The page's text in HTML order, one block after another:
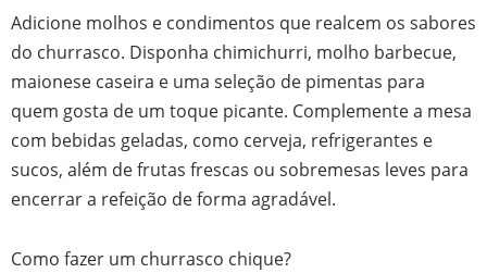
Adicione molhos e condimentos que realcem os sabores
do churrasco. Disponha chimichurri, molho barbecue,
maionese caseira e uma seleção de pimentas para
quem gosta de um toque picante. Complemente a mesa
com bebidas geladas, como cerveja, refrigerantes e
sucos, além de frutas frescas ou sobremesas leves para
encerrar a refeição de forma agradável.
Como fazer um churrasco chique?